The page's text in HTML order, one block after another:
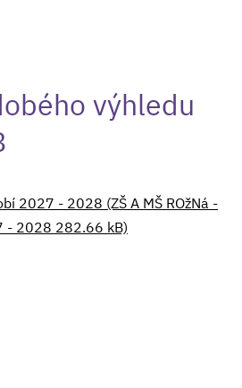
výhledu
2027 - 2028 (ZŠ A MŠ ROžNá -
- 2028 282.66 kB)